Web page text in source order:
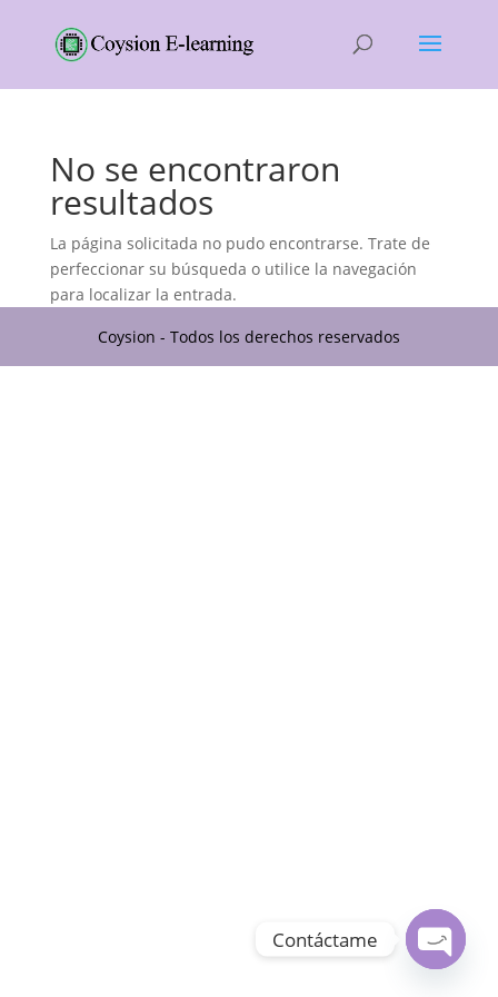
No se encontraron
resultados
La página solicitada no pudo encontrarse. Trate de
perfeccionar su búsqueda o utilice la navegación
para localizar la entrada.
Coysion - Todos los derechos reservados
Contáctame